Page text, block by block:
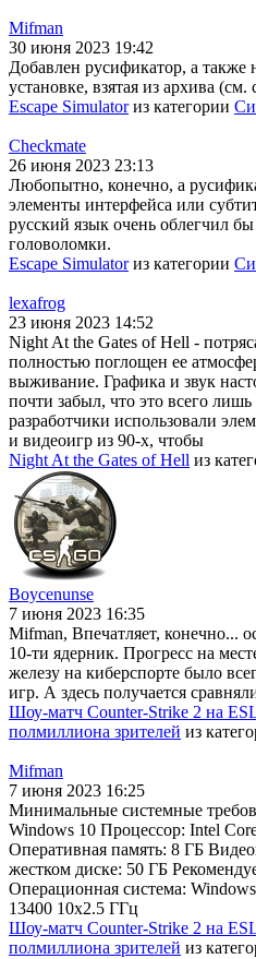
Mifman
30 июня 2023 19:42
Добавлен русификатор, а также
установке, взятая из архива (см.
Escape Simulatorиз категории
Checkmate
26 июня 2023 23:13
Любопытно, конечно, а
элементы интерфейса или
русский язык очень облегчил
головоломки.
Escape Simulatorиз категории
lexafrog
23 июня 2023 14:52
Night At the Gates of Hell -
полностью поглощен ее
выживание. Графика и звук
почти забыл, что это всего
разработчики использовали
и видеоигр из 90-х, чтобы
Night At the Gates of Hell из
Boycenunse
7 июня 2023 16:35
Mifman, Впечатляет, конечно...
10-ти ядерник. Прогресс на
железу на киберспорте было
игр. А здесь получается
Шоу-матч Counter-Strike 2 на
полмиллиона зрителей из
Mifman
7 июня 2023 16:25
Минимальные системные
Windows 10 Процессор: Intel
Оперативная память: 8 ГБ
жестком диске: 50 ГБ
Операционная система:
13400 10x2.5 ГГц
Шоу-матч Counter-Strike 2 на
полмиллиона зрителей из